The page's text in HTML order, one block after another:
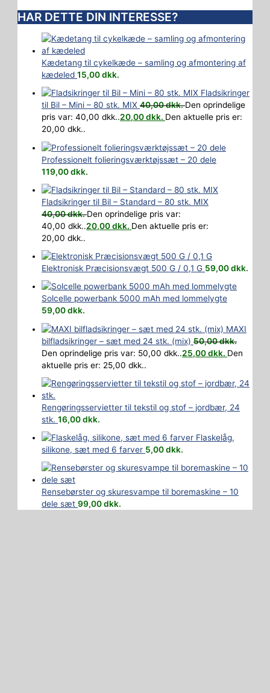
HAR DETTE DIN INTERESSE?
Kædetang til cykelkæde – samling og afmontering af
kædeled 15,00dkk.
Fladsikringer
til Bil – Mini – 80 stk. MIX 40,00dkk.Den oprindelige
pris var: 40,00 dkk..20,00dkk. Den aktuelle pris er:
20,00 dkk..
Professionelt folieringsværktøjssæt – 20 dele
119,00dkk.
Fladsikringer til Bil – Standard – 80 stk. MIX
40,00dkk.Den oprindelige pris var:
40,00 dkk..20,00dkk. Den aktuelle pris er:
20,00 dkk..
Elektronisk Præcisionsvægt 500 G / 0,1 G 59,00dkk.
Solcelle powerbank 5000 mAh med lommelygte
59,00dkk.
MAXI
bilfladsikringer – sæt med 24 stk. (mix) 50,00dkk.
Den oprindelige pris var: 50,00 dkk..25,00dkk. Den
aktuelle pris er: 25,00 dkk..
Rengøringsservietter til tekstil og stof – jordbær, 24
stk. 16,00dkk.
Flaskelåg,
silikone, sæt med 6 farver 5,00dkk.
Rensebørster og skuresvampe til boremaskine – 10
dele sæt 99,00dkk.